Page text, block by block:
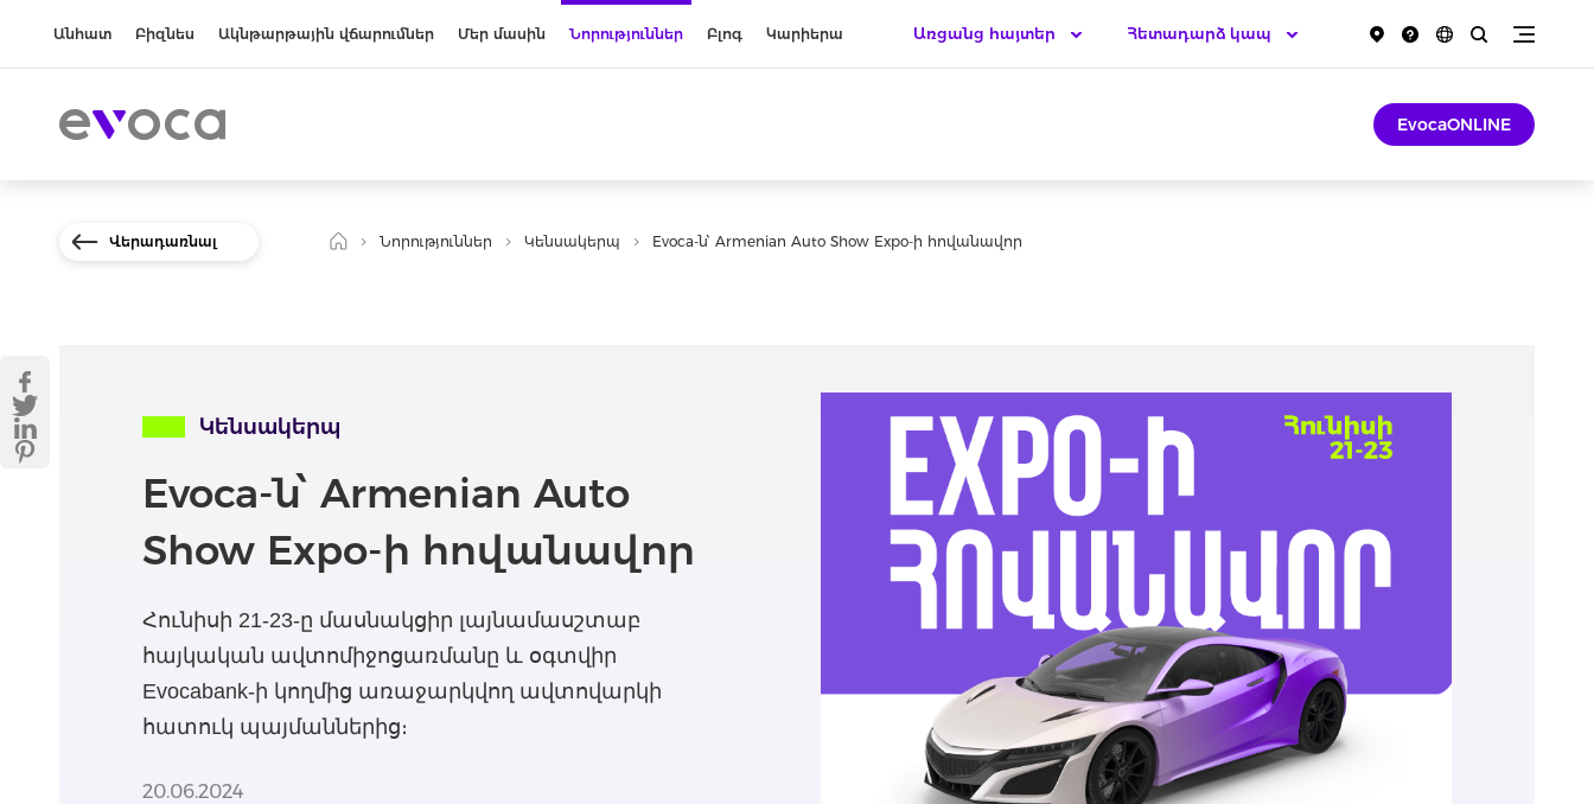
Անհատ Բիզնես Ակնթարթային վճարումներ Մեր մասին Նորություններ Բլոգ Կարիերա Հետադարձ կապ
Առցանց հայտեր
EvocaONLINE
Վերադառնալ Նորություններ Կենսակերպ Evoca-ն՝ Armenian Auto Show Expo-ի հովանավոր
Կենսակերպ
Evoca-ն՝ Armenian Auto
Show Expo-ի հովանավոր
Հունիսի 21-23-ը մասնակցիր լայնամասշտաբ
հայկական ավտոմիջոցառմանը և օգտվիր
Evocabank-ի կողմից առաջարկվող ավտովարկի
հատուկ պայմաններից։
20.06.2024